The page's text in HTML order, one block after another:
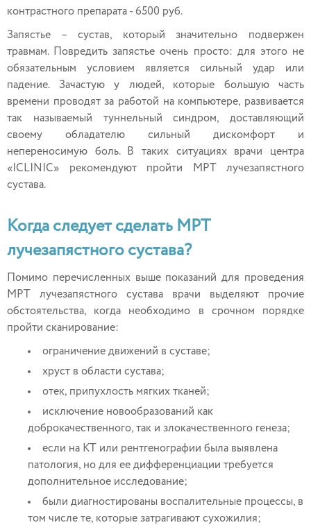
Запястье – сустав, который значительно подвержен
травмам. Повредить запястье очень просто: для этого не
обязательным условием является сильный удар или
падение. Зачастую у людей, которые большую часть
времени проводят за работой на компьютере, развивается
так называемый туннельный синдром, доставляющий
своему обладателю сильный дискомфорт и
непереносимую боль. В таких ситуациях врачи центра
«ICLINIC» рекомендуют пройти МРТ лучезапястного
сустава.
Когда следует сделать МРТ
лучезапястного сустава?
Помимо перечисленных выше показаний для проведения
МРТ лучезапястного сустава врачи выделяют прочие
обстоятельства, когда необходимо в срочном порядке
пройти сканирование:
ограничение движений в суставе;
хруст в области сустава;
отек, припухлость мягких тканей;
исключение новообразований как
доброкачественного, так и злокачественного генеза;
если на КТ или рентгенографии была выявлена
патология, но для ее дифференциации требуется
дополнительное исследование;
были диагностированы воспалительные процессы, в
том числе те, которые затрагивают сухожилия;
контрастного препарата - 6500 руб.